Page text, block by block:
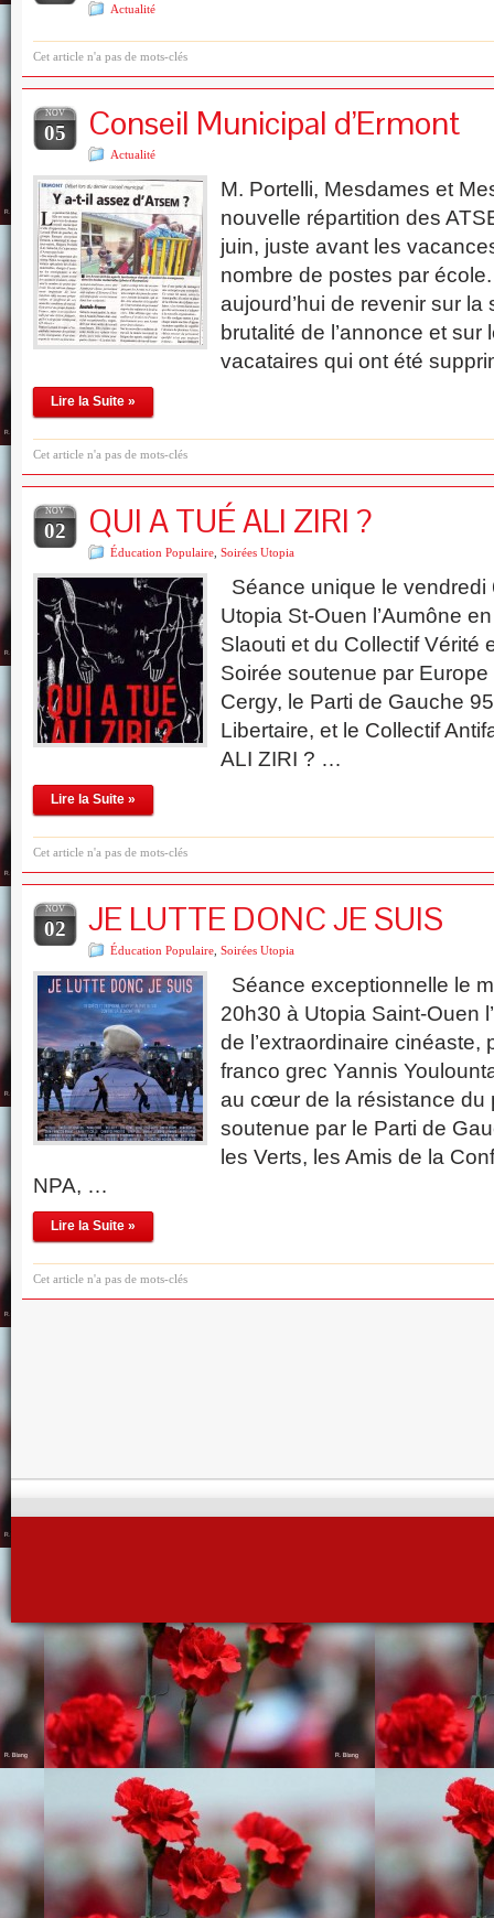
Actualité
Cet article n'a pas de mots-clés
NOV
05 Conseil Municipal d’Ermont
Actualité
M. Portelli, Mesdames et
nouvelle répartition des
juin, juste avant les
nombre de postes par école.
aujourd’hui de revenir sur
brutalité de l’annonce et sur
vacataires qui ont été
Lire la Suite »
Cet article n'a pas de mots-clés
NOV
02 QUI A TUÉ ALI ZIRI ?
Éducation Populaire Soirées Utopia
Séance unique le
Utopia St-Ouen l’Aumône
Slaouti et du Collectif Vérité
Soirée soutenue par
Cergy, le Parti de Gauche
Libertaire, et le Collectif
ALI ZIRI ? …
Lire la Suite »
Cet article n'a pas de mots-clés
NOV
02 JE LUTTE DONC JE SUIS
Éducation Populaire Soirées Utopia
Séance exceptionnelle le
20h30 à Utopia Saint-Ouen
de l’extraordinaire cinéaste,
franco grec Yannis
au cœur de la résistance du
soutenue par le Parti de
les Verts, les Amis de la
NPA, …
Lire la Suite »
Cet article n'a pas de mots-clés